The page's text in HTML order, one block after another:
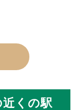
くの駅